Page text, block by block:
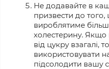
Не додавайте в
призвести до
вироблятиме
холестерину. Якщо
від цукру взагалі,
використовувати
підсолодити вашу